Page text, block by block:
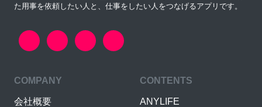
た用事を依頼したい人と、仕事をしたい人をつなげるアプリです。
COMPANY
会社概要
CONTENTS
ANYLIFE